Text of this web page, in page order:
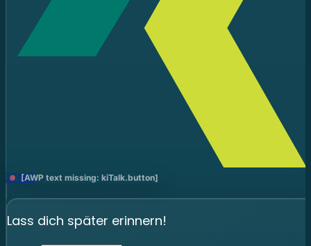
XING
Lass dich später erinnern!
[AWP text missing: kiTalk.button]